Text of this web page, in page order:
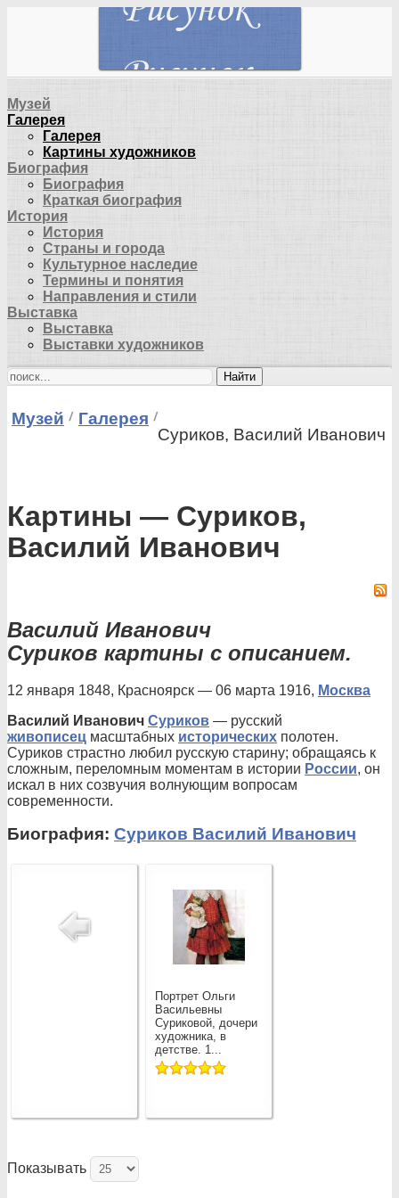
Музей
Галерея
Галерея
Картины художников
Биография
Биография
Краткая биография
История
История
Страны и города
Культурное наследие
Термины и понятия
Направления и стили
Выставка
Выставка
Выставки художников
Найти
Музей
Галерея
Суриков, Василий Иванович
Картины — Суриков,
Василий Иванович
Василий Иванович
Суриков картины с описанием.
12 января 1848, Красноярск — 06 марта 1916, Москва
Василий Иванович Суриков — русский
живописец масштабных исторических полотен.
Суриков страстно любил русскую старину; обращаясь к
сложным, переломным моментам в истории России, он
искал в них созвучия волнующим вопросам
современности.
Биография: Суриков Василий Иванович
Портрет Ольги
Васильевны
Суриковой, дочери
художника, в
детстве. 1...
Показывать